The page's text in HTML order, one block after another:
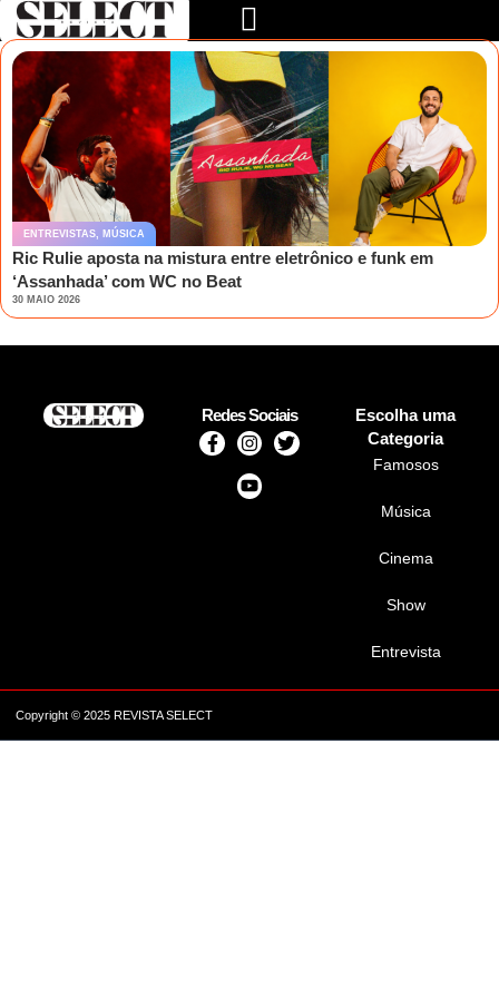
ENTREVISTAS, MÚSICA
Ric Rulie aposta na mistura entre eletrônico e funk em
‘Assanhada’ com WC no Beat
30 MAIO 2026
Redes Sociais
Escolha uma
Categoria
Famosos
Música
Cinema
Show
Entrevista
Copyright © 2025 REVISTA SELECT